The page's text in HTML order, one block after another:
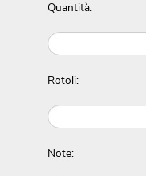
Quantità:
Rotoli:
Note: